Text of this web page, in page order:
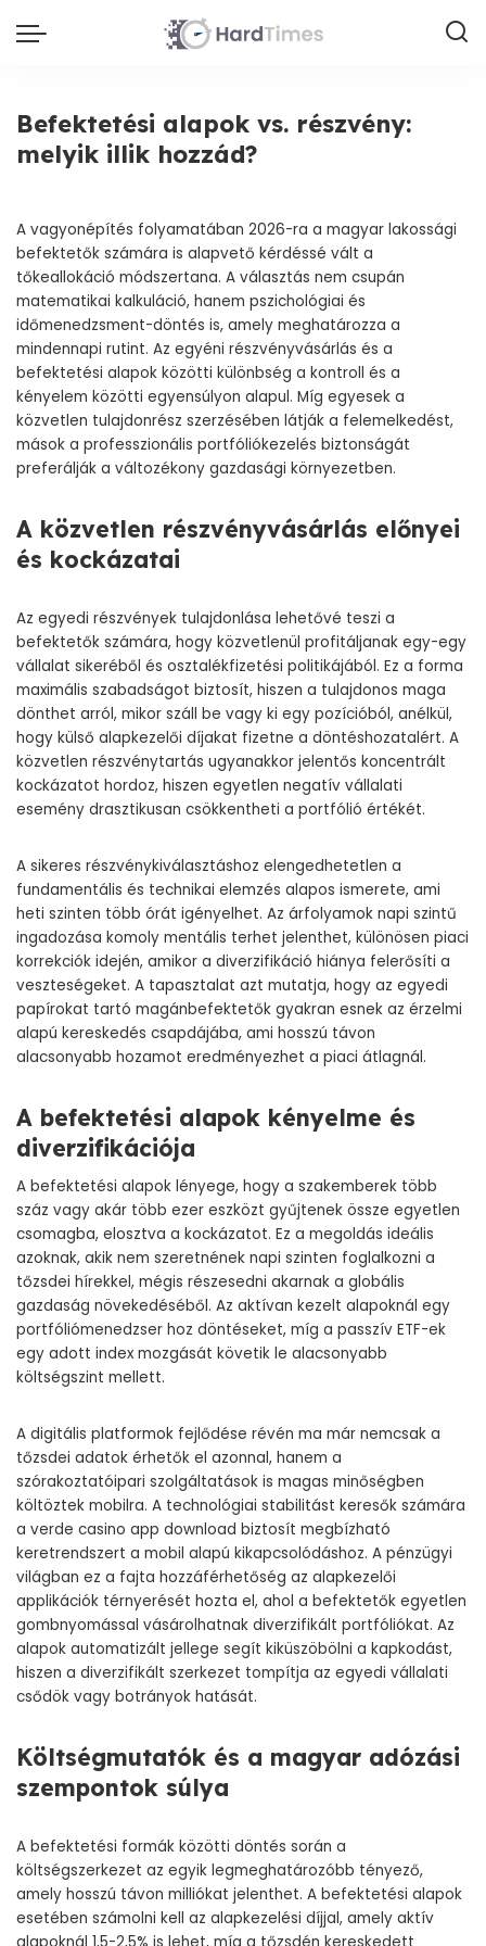
Befektetési alapok vs. részvény:
melyik illik hozzád?
A vagyonépítés folyamatában 2026-ra a magyar lakossági
befektetők számára is alapvető kérdéssé vált a
tőkeallokáció módszertana. A választás nem csupán
matematikai kalkuláció, hanem pszichológiai és
időmenedzsment-döntés is, amely meghatározza a
mindennapi rutint. Az egyéni részvényvásárlás és a
befektetési alapok közötti különbség a kontroll és a
kényelem közötti egyensúlyon alapul. Míg egyesek a
közvetlen tulajdonrész szerzésében látják a felemelkedést,
mások a professzionális portfóliókezelés biztonságát
preferálják a változékony gazdasági környezetben.
A közvetlen részvényvásárlás előnyei
és kockázatai
Az egyedi részvények tulajdonlása lehetővé teszi a
befektetők számára, hogy közvetlenül profitáljanak egy-egy
vállalat sikeréből és osztalékfizetési politikájából. Ez a forma
maximális szabadságot biztosít, hiszen a tulajdonos maga
dönthet arról, mikor száll be vagy ki egy pozícióból, anélkül,
hogy külső alapkezelői díjakat fizetne a döntéshozatalért. A
közvetlen részvénytartás ugyanakkor jelentős koncentrált
kockázatot hordoz, hiszen egyetlen negatív vállalati
esemény drasztikusan csökkentheti a portfólió értékét.
A sikeres részvénykiválasztáshoz elengedhetetlen a
fundamentális és technikai elemzés alapos ismerete, ami
heti szinten több órát igényelhet. Az árfolyamok napi szintű
ingadozása komoly mentális terhet jelenthet, különösen piaci
korrekciók idején, amikor a diverzifikáció hiánya felerősíti a
veszteségeket. A tapasztalat azt mutatja, hogy az egyedi
papírokat tartó magánbefektetők gyakran esnek az érzelmi
alapú kereskedés csapdájába, ami hosszú távon
alacsonyabb hozamot eredményezhet a piaci átlagnál.
A befektetési alapok kényelme és
diverzifikációja
A befektetési alapok lényege, hogy a szakemberek több
száz vagy akár több ezer eszközt gyűjtenek össze egyetlen
csomagba, elosztva a kockázatot. Ez a megoldás ideális
azoknak, akik nem szeretnének napi szinten foglalkozni a
tőzsdei hírekkel, mégis részesedni akarnak a globális
gazdaság növekedéséből. Az aktívan kezelt alapoknál egy
portfóliómenedzser hoz döntéseket, míg a passzív ETF-ek
egy adott index mozgását követik le alacsonyabb
költségszint mellett.
A digitális platformok fejlődése révén ma már nemcsak a
tőzsdei adatok érhetők el azonnal, hanem a
szórakoztatóipari szolgáltatások is magas minőségben
költöztek mobilra. A technológiai stabilitást keresők számára
a verde casino app download biztosít megbízható
keretrendszert a mobil alapú kikapcsolódáshoz. A pénzügyi
világban ez a fajta hozzáférhetőség az alapkezelői
applikációk térnyerését hozta el, ahol a befektetők egyetlen
gombnyomással vásárolhatnak diverzifikált portfóliókat. Az
alapok automatizált jellege segít kiküszöbölni a kapkodást,
hiszen a diverzifikált szerkezet tompítja az egyedi vállalati
csődök vagy botrányok hatását.
Költségmutatók és a magyar adózási
szempontok súlya
A befektetési formák közötti döntés során a
költségszerkezet az egyik legmeghatározóbb tényező,
amely hosszú távon milliókat jelenthet. A befektetési alapok
esetében számolni kell az alapkezelési díjjal, amely aktív